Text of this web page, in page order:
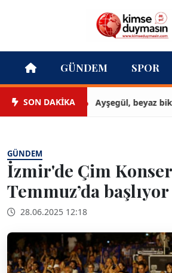
GÜNDEM SPOR
SON DAKİKA Ayşegül, beyaz
GÜNDEM
İzmir'de Çim
Temmuz’da başlıyor
28.06.2025 12:18